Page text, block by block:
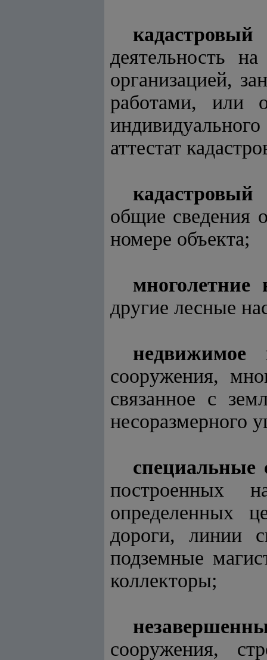
деятельность
организацией,
работами, или
аттестат
кадастровый
общие сведения
номере объекта;
многолетние
другие лесные
недвижимое
сооружения,
связанное с
несоразмерного
построенных
определенных
дороги, линии
подземные
коллекторы;
сооружения,